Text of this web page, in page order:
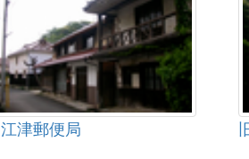
津郵便局